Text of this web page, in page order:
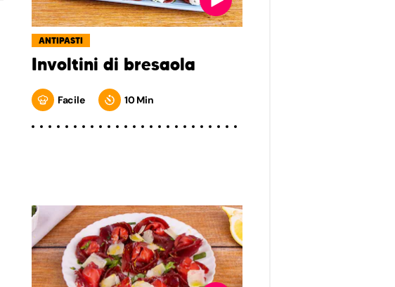
ANTIPASTI
Involtini di bresaola
Facile 10 Min